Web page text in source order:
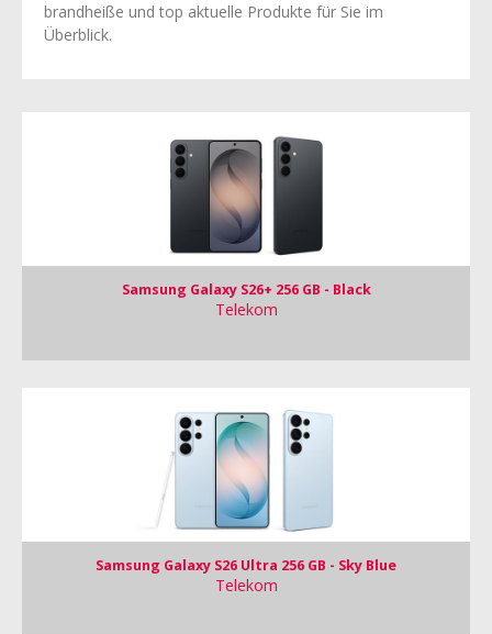
brandheiße und top aktuelle Produkte für Sie im
Überblick.
Samsung Galaxy S26+ 256 GB - Black
Telekom
Samsung Galaxy S26 Ultra 256 GB - Sky Blue
Telekom